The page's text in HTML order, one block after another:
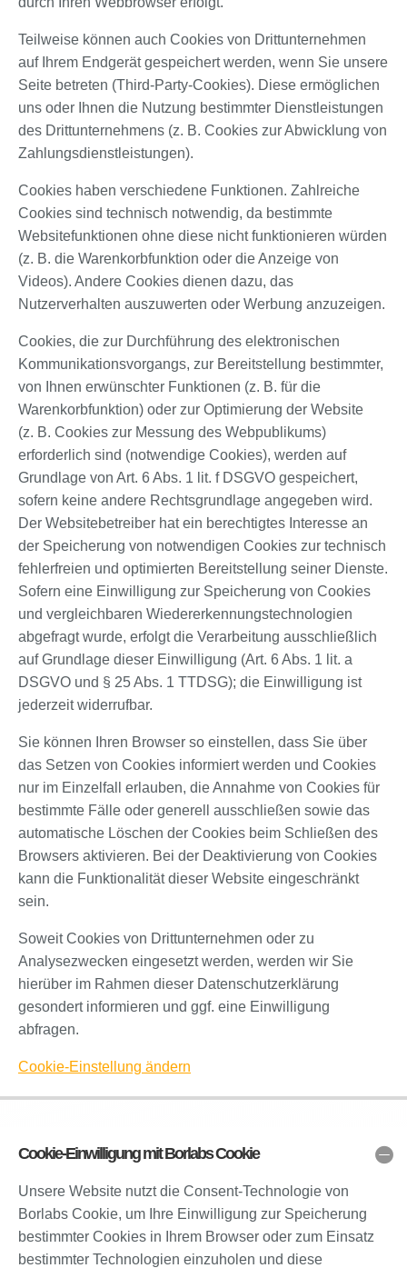
Teilweise können auch Cookies von Drittunternehmen
auf Ihrem Endgerät gespeichert werden, wenn Sie unsere
Seite betreten (Third-Party-Cookies). Diese ermöglichen
uns oder Ihnen die Nutzung bestimmter Dienstleistungen
des Drittunternehmens (z. B. Cookies zur Abwicklung von
Zahlungsdienstleistungen).
Cookies haben verschiedene Funktionen. Zahlreiche
Cookies sind technisch notwendig, da bestimmte
Websitefunktionen ohne diese nicht funktionieren würden
(z. B. die Warenkorbfunktion oder die Anzeige von
Videos). Andere Cookies dienen dazu, das
Nutzerverhalten auszuwerten oder Werbung anzuzeigen.
Cookies, die zur Durchführung des elektronischen
Kommunikationsvorgangs, zur Bereitstellung bestimmter,
von Ihnen erwünschter Funktionen (z. B. für die
Warenkorbfunktion) oder zur Optimierung der Website
(z. B. Cookies zur Messung des Webpublikums)
erforderlich sind (notwendige Cookies), werden auf
Grundlage von Art. 6 Abs. 1 lit. f DSGVO gespeichert,
sofern keine andere Rechtsgrundlage angegeben wird.
Der Websitebetreiber hat ein berechtigtes Interesse an
der Speicherung von notwendigen Cookies zur technisch
fehlerfreien und optimierten Bereitstellung seiner Dienste.
Sofern eine Einwilligung zur Speicherung von Cookies
und vergleichbaren Wiedererkennungstechnologien
abgefragt wurde, erfolgt die Verarbeitung ausschließlich
auf Grundlage dieser Einwilligung (Art. 6 Abs. 1 lit. a
DSGVO und § 25 Abs. 1 TTDSG); die Einwilligung ist
jederzeit widerrufbar.
Sie können Ihren Browser so einstellen, dass Sie über
das Setzen von Cookies informiert werden und Cookies
nur im Einzelfall erlauben, die Annahme von Cookies für
bestimmte Fälle oder generell ausschließen sowie das
automatische Löschen der Cookies beim Schließen des
Browsers aktivieren. Bei der Deaktivierung von Cookies
kann die Funktionalität dieser Website eingeschränkt
sein.
Soweit Cookies von Drittunternehmen oder zu
Analysezwecken eingesetzt werden, werden wir Sie
hierüber im Rahmen dieser Datenschutzerklärung
gesondert informieren und ggf. eine Einwilligung
abfragen.
Cookie-Einstellung ändern
Cookie-Einwilligung mit Borlabs Cookie
Unsere Website nutzt die Consent-Technologie von
Borlabs Cookie, um Ihre Einwilligung zur Speicherung
bestimmter Cookies in Ihrem Browser oder zum Einsatz
bestimmter Technologien einzuholen und diese